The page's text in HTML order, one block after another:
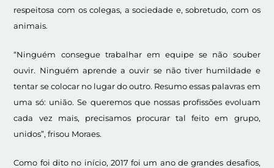
respeitosa com os colegas, a sociedade e, sobretudo, com os
animais.
“Ninguém consegue trabalhar em equipe se não souber
ouvir. Ninguém aprende a ouvir se não tiver humildade e
tentar se colocar no lugar do outro. Resumo essas palavras em
uma só: união. Se queremos que nossas profissões evoluam
cada vez mais, precisamos procurar tal feito em grupo,
unidos”, frisou Moraes.
Como foi dito no início, 2017 foi um ano de grandes desafios,